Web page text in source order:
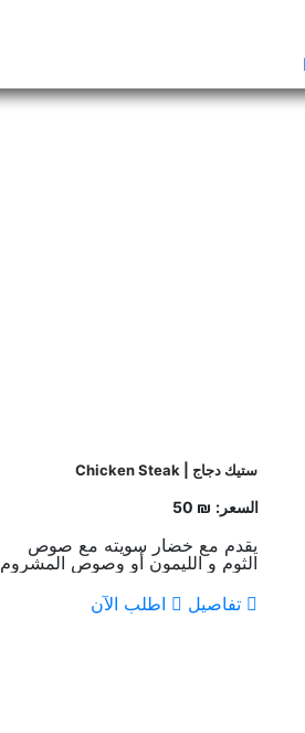
ستيك دجاج | Chicken Steak
السعر: ₪ 50
يقدم مع خضار سويته مع صوص
الثوم و الليمون أو وصوص المشروم
تفاصيل
اطلب الآن